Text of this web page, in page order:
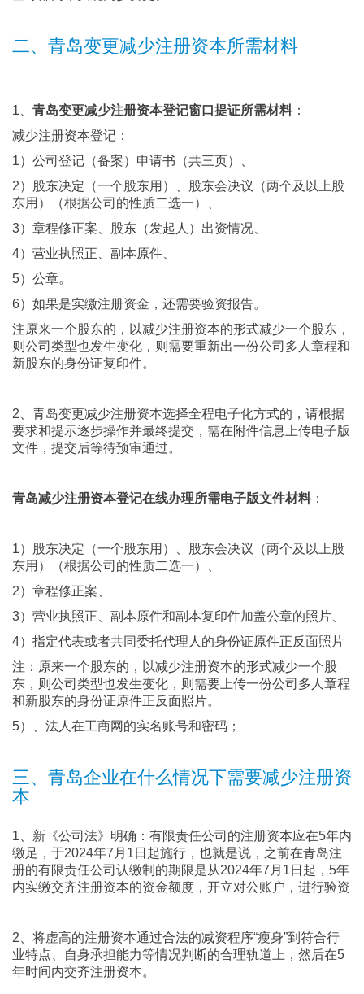
二、青岛变更减少注册资本所需材料
1、 青岛变更减少注册资本登记窗口提证所需材料 ：
减少注册资本登记：
1）公司登记（备案）申请书（共三页）、
2）股东决定（一个股东用）、股东会决议（两个及以上股
东用）（根据公司的性质二选一）、
3）章程修正案、股东（发起人）出资情况、
4）营业执照正、副本原件、
5）公章。
6）如果是实缴注册资金，还需要验资报告。
注原来一个股东的，以减少注册资本的形式减少一个股东，
则公司类型也发生变化，则需要重新出一份公司多人章程和
新股东的身份证复印件。
2、青岛变更减少注册资本选择全程电子化方式的，请根据
要求和提示逐步操作并最终提交，需在附件信息上传电子版
文件，提交后等待预审通过。
青岛减少注册资本登记在线办理所需电子版文件材料 ：
1）股东决定（一个股东用）、股东会决议（两个及以上股
东用）（根据公司的性质二选一）、
2）章程修正案、
3）营业执照正、副本原件和副本复印件加盖公章的照片、
4）指定代表或者共同委托代理人的身份证原件正反面照片
注：原来一个股东的，以减少注册资本的形式减少一个股
东，则公司类型也发生变化，则需要上传一份公司多人章程
和新股东的身份证原件正反面照片。
5）、法人在工商网的实名账号和密码；
三、青岛企业在什么情况下需要减少注册资
本
1、新《公司法》明确：有限责任公司的注册资本应在5年内
缴足，于2024年7月1日起施行，也就是说，之前在青岛注
册的有限责任公司认缴制的期限是从2024年7月1日起，5年
内实缴交齐注册资本的资金额度，开立对公账户，进行验资
2、将虚高的注册资本通过合法的减资程序“瘦身”到符合行
业特点、自身承担能力等情况判断的合理轨道上，然后在5
年时间内交齐注册资本。